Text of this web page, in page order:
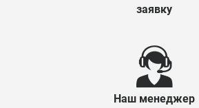
заявку
Наш менеджер